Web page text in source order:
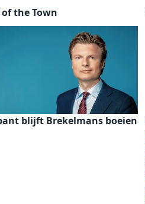
the Town
blijft Brekelmans boeien